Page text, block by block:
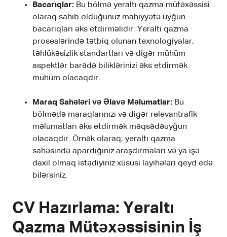
Bacarıqlar: Bu bölmə yeraltı qazma mütəxəssisi
olaraq sahib olduğunuz mahiyyətə uyğun
bacarıqları əks etdirməlidir. Yeraltı qazma
proseslərində tətbiq olunan texnologiyalar,
təhlükəsizlik standartları və digər mühüm
aspektlər barədə biliklərinizi əks etdirmək
mühüm olacaqdır.
Maraq Sahələri və Əlavə Məlumatlar: Bu
bölmədə maraqlarınızı və digər relevantrafik
məlumatları əks etdirmək məqsədəuyğun
olacaqdır. Örnək olaraq, yeraltı qazma
sahəsində apardığınız araşdırmaları və ya işə
daxil olmaq istədiyiniz xüsusi layihələri qeyd edə
bilərsiniz.
CV Hazırlama: Yeraltı
Qazma Mütəxəssisinin İş